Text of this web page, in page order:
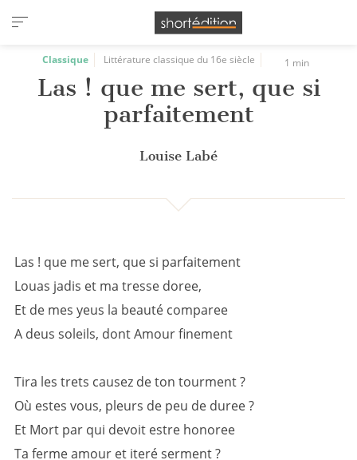
Panneau de gestion des cookies
Classique Littérature classique du 16e siècle 1 min
Las ! que me sert, que si
parfaitement
Louise Labé
Las ! que me sert, que si parfaitement
Louas jadis et ma tresse doree,
Et de mes yeus la beauté comparee
A deus soleils, dont Amour finement
Tira les trets causez de ton tourment ?
Où estes vous, pleurs de peu de duree ?
Et Mort par qui devoit estre honoree
Ta ferme amour et iteré serment ?